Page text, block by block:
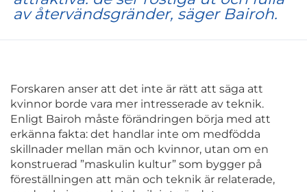
av återvändsgränder, säger Bairoh.
Forskaren anser att det inte är rätt att säga att
kvinnor borde vara mer intresserade av teknik.
Enligt Bairoh måste förändringen börja med att
erkänna fakta: det handlar inte om medfödda
skillnader mellan män och kvinnor, utan om en
konstruerad ”maskulin kultur” som bygger på
föreställningen att män och teknik är relaterade,